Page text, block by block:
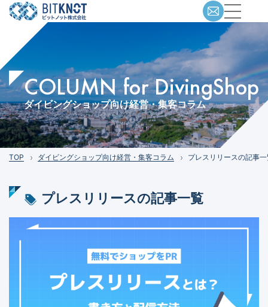
COLUMN for DivingShop
ダイビングショップ向け経営・集客コラム
TOP ダイビングショップ向け経営・集客コラム プレスリリースの記事
プレスリリースの記事一覧